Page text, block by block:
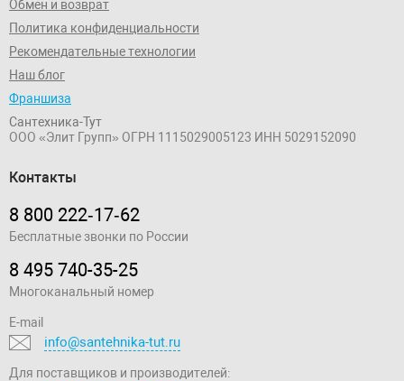
Обмен и возврат
Политика конфиденциальности
Рекомендательные технологии
Наш блог
Франшиза
Сантехника-Тут
ООО «Элит Групп» ОГРН 1115029005123 ИНН 5029152090
Контакты
8 800 222‑17‑62
Бесплатные звонки по России
8 495 740-35-25
Многоканальный номер
E-mail
info@santehnika-tut.ru
Для поставщиков и производителей: